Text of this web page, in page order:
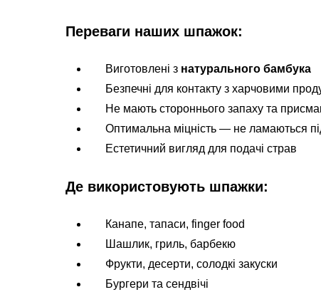
Переваги наших шпажок:
Виготовлені з натурального бамбука
Безпечні для контакту з харчовими
Не мають стороннього запаху та
Оптимальна міцність — не ламаються
Естетичний вигляд для подачі страв
Де використовують шпажки:
Канапе, тапаси, finger food
Шашлик, гриль, барбекю
Фрукти, десерти, солодкі закуски
Бургери та сендвічі